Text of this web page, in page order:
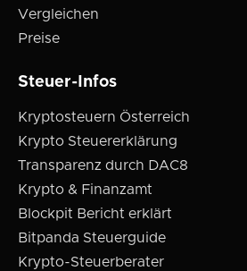
Vergleichen
Preise
Steuer-Infos
Kryptosteuern Österreich
Krypto Steuererklärung
Transparenz durch DAC8
Krypto & Finanzamt
Blockpit Bericht erklärt
Bitpanda Steuerguide
Krypto-Steuerberater